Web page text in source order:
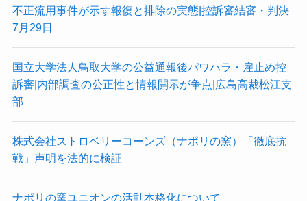
不正流用事件が示す報復と排除の実態|控訴審結審・判決
7月29日
国立大学法人鳥取大学の公益通報後パワハラ・雇止め控
訴審|内部調査の公正性と情報開示が争点|広島高裁松江支
部
株式会社ストロベリーコーンズ（ナポリの窯）「徹底抗
戦」声明を法的に検証
ナポリの窯ユニオンの活動本格化について